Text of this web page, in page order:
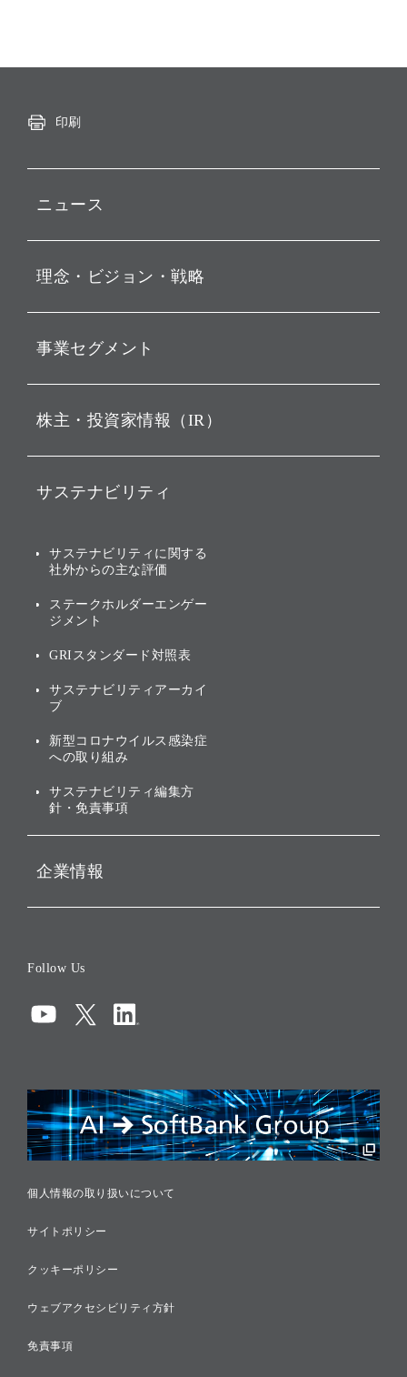
印刷
ニュース
お知らせ
動画配信
理念・ビジョン・戦略
経営理念
ビジョン
戦略
バリュー
ソフトバンクグループの歩
[AI] What dreams are made
事業セグメント
ソフトバンク・ビジョン・
その他
グループ企業一覧
株主・投資家情報（IR）
IRカレンダー
業績・財務
アニュアルレポート
株主・投資家情報（IR）に
サステナビリティ
トップメッセージ
サステナビリティの考え方
ガバナンス
投資先のサステナビリティ
サステナビリティに関する
社外からの主な評価
ステークホルダーエンゲー
ジメント
GRIスタンダード対照表
サステナビリティアーカイ
ブ
新型コロナウイルス感染症
への取り組み
サステナビリティ編集方
針・免責事項
企業情報
コンプライアンス
リスクマネジメント
税務に対する取り組み
採用情報
Follow Us
個人情報の取り扱いについて
サイトポリシー
クッキーポリシー
ウェブアクセシビリティ方針
免責事項